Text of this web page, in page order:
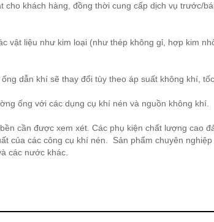
khách hàng, đồng thời cung cấp dịch vụ trước/
vật liệu như kim loại (như thép không gỉ, hợp kim
dẫn khí sẽ thay đổi tùy theo áp suất không khí,
ống với các dụng cụ khí nén và nguồn không khí.
cần được xem xét. Các phụ kiện chất lượng cao
của các công cụ khí nén. Sản phẩm chuyên nghiệp
các nước khác.